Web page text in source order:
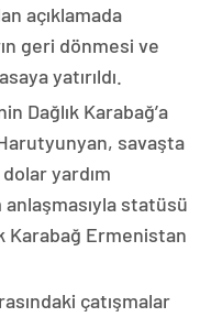
açıklamada
geri dönmesi ve
yatırıldı.
Dağlık Karabağ’a
savaşta
yardım
statüsü
Karabağ Ermenistan
çatışmalar